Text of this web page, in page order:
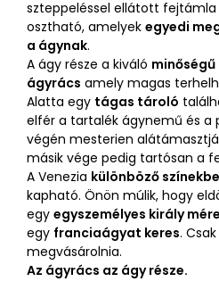
szteppeléssel ellátott
osztható, amelyek egyedi
a ágynak.
A ágy része a kiváló
ágyrács amely magas
Alatta egy tágas tároló
elfér a tartalék ágynemű és a
végén mesterien
másik vége pedig tartósan a
A Venezia különböző
kapható. Önön múlik, hogy
egy egyszemélyes király
egy franciaágyat keres.
megvásárolnia.
Az ágyrács az ágy része.